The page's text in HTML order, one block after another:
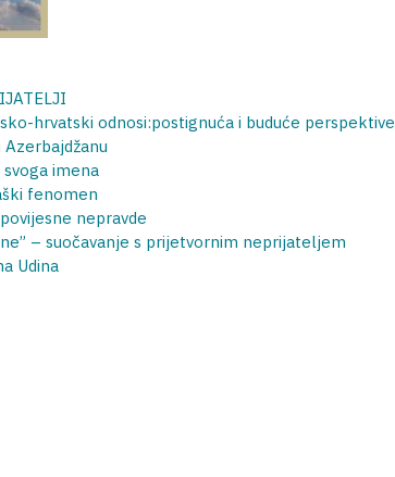
hrvatski odnosi:postignuća i buduće perspektive
imena
fenomen
nepravde
– suočavanje s prijetvornim neprijateljem
Udina